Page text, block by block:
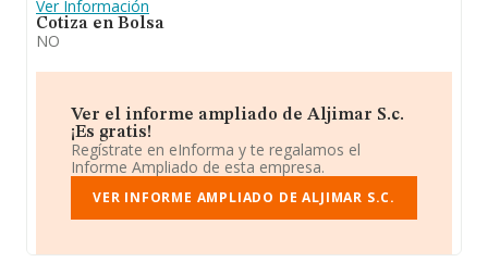
Ver Información
Cotiza en Bolsa
NO
Ver el informe ampliado de Aljimar S.c.
¡Es gratis!
Regístrate en eInforma y te regalamos el
Informe Ampliado de esta empresa.
VER INFORME AMPLIADO DE ALJIMAR S.C.